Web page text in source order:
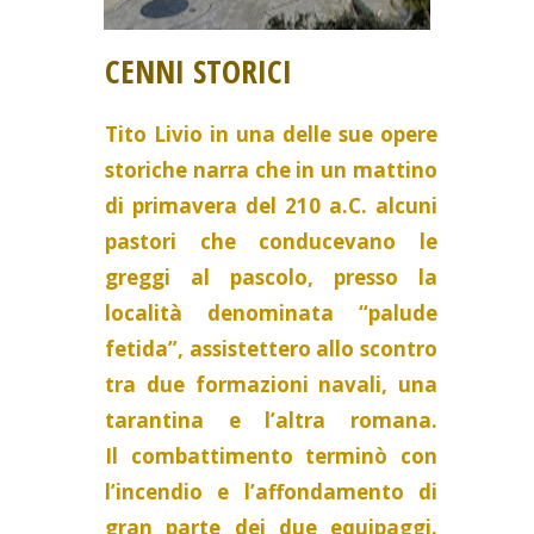
CENNI STORICI
Tito Livio in una delle sue opere
storiche narra che in un mattino
di primavera del 210 a.C. alcuni
pastori che conducevano le
greggi al pascolo, presso la
località denominata “palude
fetida”, assistettero allo scontro
tra due formazioni navali, una
tarantina e l’altra romana.
Il combattimento terminò con
l’incendio e l’affondamento di
gran parte dei due equipaggi.